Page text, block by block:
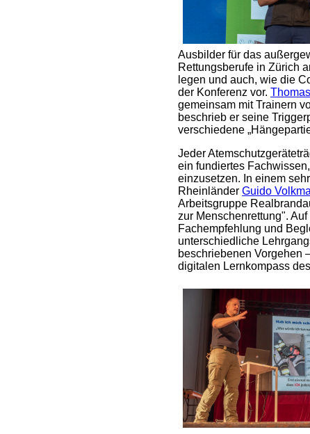
Ausbilder für das
Rettungsberufe in Zürich
legen und auch, wie die
der Konferenz vor.
gemeinsam mit Trainern
beschrieb er seine
verschiedene
Jeder
ein fundiertes
einzusetzen. In einem
Rheinländer Guido
Arbeitsgruppe
zur Menschenrettung".
Fachempfehlung und
unterschiedliche
beschriebenen Vorgehen
digitalen Lernkompass